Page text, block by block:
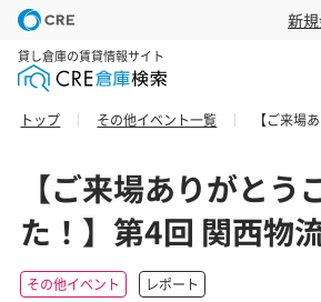
新
貸し倉庫の賃貸情報サイト
トップ その他イベント一覧
【ご来場ありがとう
た！】第4回 関西物
その他イベント レポート